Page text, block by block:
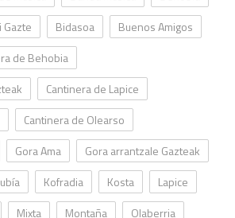
Gazte Bidasoa
Buenos Amigos
de Behobia
Cantinera de Lapice
Cantinera de Olearso
Gora Ama
Gora arrantzale Gazteak
Kofradia Kosta
Lapice
Mixta Montaña Olaberria